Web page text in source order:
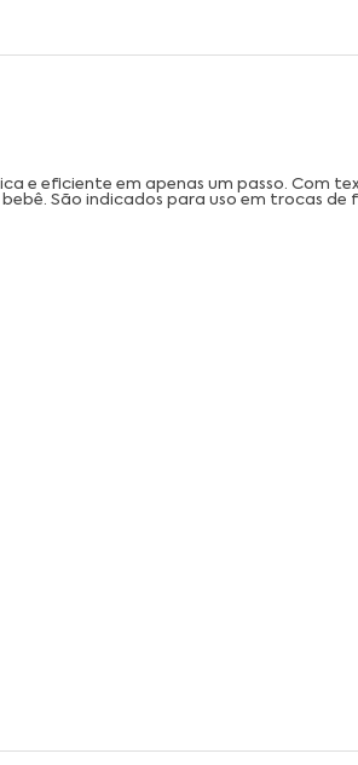
e eficiente em apenas um passo. Com
São indicados para uso em trocas